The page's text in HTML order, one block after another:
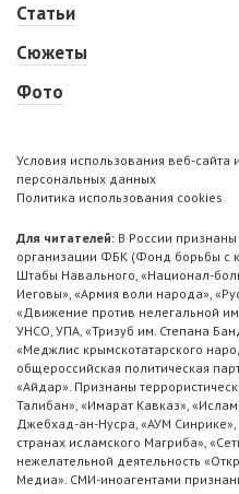
Статьи
Сюжеты
Фото
Условия использования веб-
персональных данных
Политика использования cookies
Для читателей: В России
организации ФБК (Фонд борьбы с
Штабы Навального, «Национал-
Иеговы», «Армия воли народа»,
«Движение против нелегальной
УНСО, УПА, «Тризуб им. Степана
«Меджлис крымскотатарского
общероссийская политическая
«Айдар». Признаны
Талибан», «Имарат Кавказ»,
Джебхад-ан-Нусра, «АУМ Синрике»,
странах исламского Магриба»,
нежелательной деятельность
Медиа». СМИ-иноагентами